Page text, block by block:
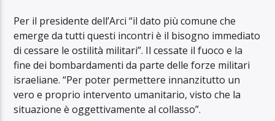
Per il presidente dell’Arci “il dato più comune che
emerge da tutti questi incontri è il bisogno immediato
di cessare le ostilità militari”. Il cessate il fuoco e la
fine dei bombardamenti da parte delle forze militari
israeliane. “Per poter permettere innanzitutto un
vero e proprio intervento umanitario, visto che la
situazione è oggettivamente al collasso”.